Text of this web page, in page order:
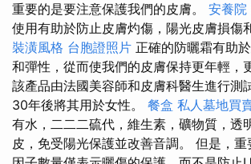
重要的是要注意保護我們的皮膚。 安養院
使用有助於防止皮膚灼傷，陽光皮膚損傷
裝潢風格 台胞證照片 正確的防曬霜有助
和彈性，從而使我們的皮膚保持更年輕，
該產品由法國美容師和皮膚科醫生進行測
30年後將其用於女性。 餐盒 私人墓地買
有水，二二二硫代，維生素，礦物質，透
皮，免受陽光保護並改善音調。 但是，重